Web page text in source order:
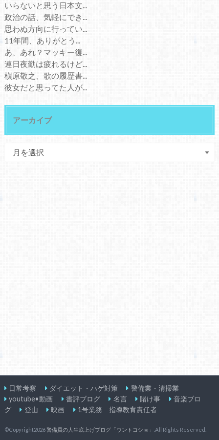
いらないと思う日本文...
政治の話、気軽にでき...
思わぬ方向に行ってい...
11年間、ありがとう...
あ、あれ？マッキー復...
連日夜勤は疲れるけど...
槇原敬之、歌の履歴書...
彼女だと思ってた人が...
アーカイブ
日常考察 ダイエット・ハゲ対策
警備業・清掃業
youtube•動画
書評ブログ 名言 賭け事
音楽ブロ
グ
登山 映画 1号業務 指導教育責任者
©Copyright2026警備員の人生底上げブログ「ウントコショ」 .All Rights Reserved.